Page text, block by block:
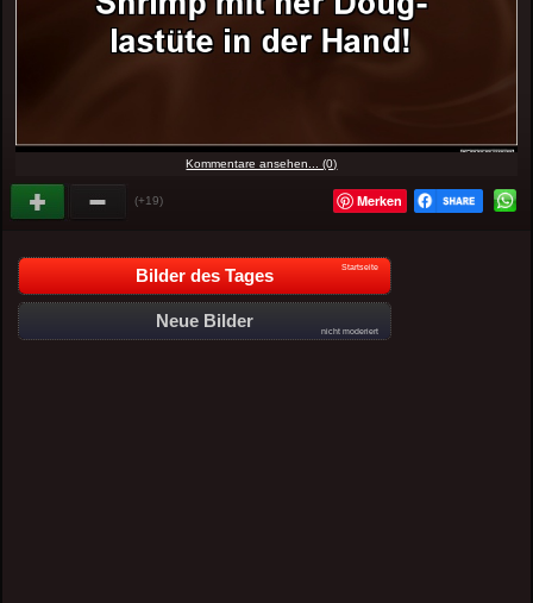
Kommentare ansehen... (0)
(+19) Merken
Bilder des Tages Startseite
Neue Bilder
nicht moderiert